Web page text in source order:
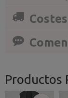
Productos